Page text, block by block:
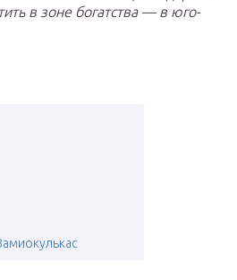
в зоне богатства — в юго-